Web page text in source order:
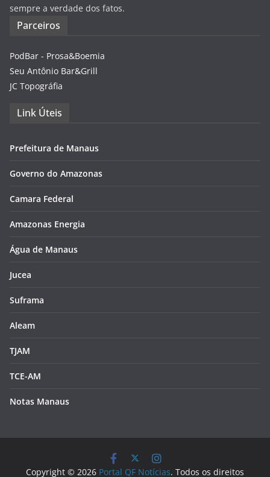
sempre a verdade dos fatos.
Parceiros
PodBar - Prosa&Boemia
Seu Antônio Bar&Grill
JC Topográfia
Link Úteis
Prefeitura de Manaus
Governo do Amazonas
Camara Federal
Amazonas Energia
Água de Manaus
Jucea
Suframa
Aleam
TJAM
TCE-AM
Notas Manaus
Copyright © 2026 Portal QF Notícias. Todos os direitos